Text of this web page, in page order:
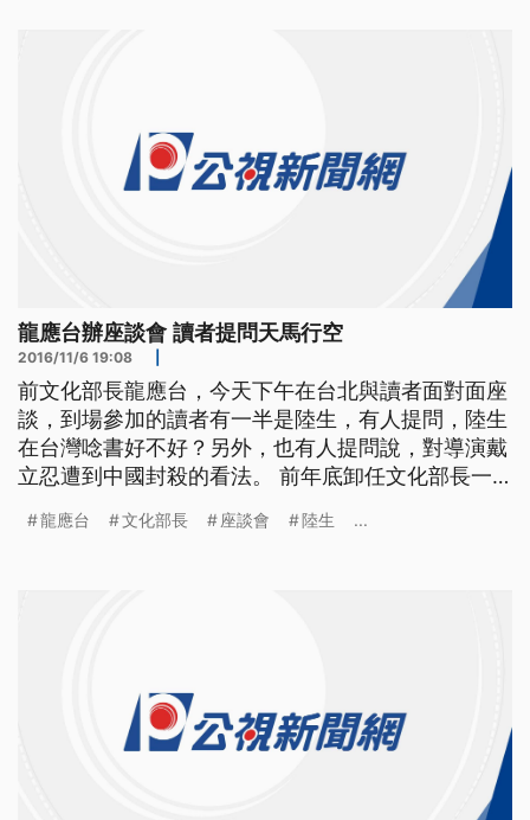
龍應台辦座談會 讀者提問天馬行空
2016/11/6 19:08
前文化部長龍應台，今天下午在台北與讀者面對面座
談，到場參加的讀者有一半是陸生，有人提問，陸生
在台灣唸書好不好？另外，也有人提問說，對導演戴
立忍遭到中國封殺的看法。 前年底卸任文化部長一
台北舉辦座談會，是最近10年來，首次在台灣與讀者
龍應台 文化部長 座談會 陸生 ...